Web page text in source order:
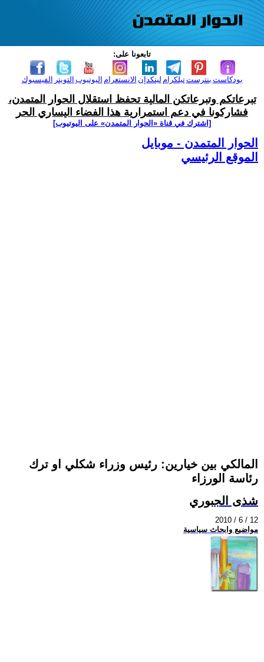
تابعونا على:
الفيسبوك التويتر اليوتيوب الانستغرام لينكدإن تيلكرامبنترست بودكاست
تبرعاتكم وتبرعاتكن المالية تحفظ استقلال الحوار المتمدن،
فشاركونا في دعم استمرارية هذا الفضاء اليساري الحر
[اشترك في قناة ‫«الحوار المتمدن» على اليوتيوب]
الحوار المتمدن - موبايل
الموقع الرئيسي
المالكي بين خيارين: رئيس وزراء شكلي او ترك
رئاسة الورزاء
شذى الجبوري
2010 / 6 / 12
مواضيع وابحاث سياسية